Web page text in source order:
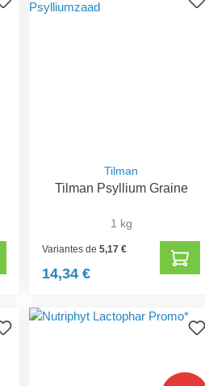
Tilman
Tilman Psyllium Graine
1 kg
Variantes de5,17 €
14,34 €